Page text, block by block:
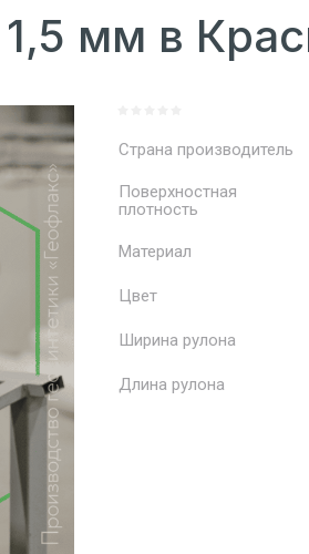
мм в
Страна производитель
Поверхностная
плотность
Материал
Цвет
Ширина рулона
Длина рулона